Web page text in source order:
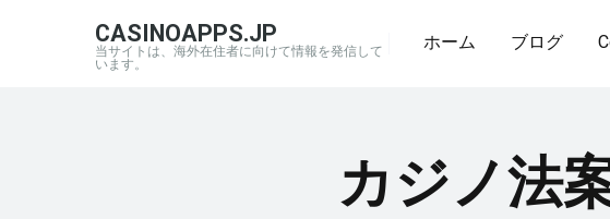
CASINOAPPS.JP
当サイトは、海外在住者に向けて情報を発信して
います。
ホーム ブログ
カジノ法